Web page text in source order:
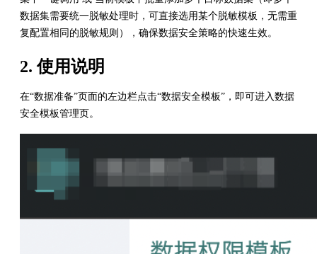
数据集需要统一脱敏处理时，可直接选用某个脱敏模板，无需重
复配置相同的脱敏规则），确保数据安全策略的快速生效。
2. 使用说明
在“数据准备”页面的左边栏点击“数据安全模板”，即可进入数据
安全模板管理页。